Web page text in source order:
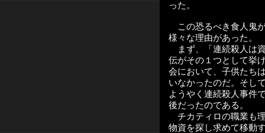
った。
この恐るべき食人鬼
様々な理由があった。
まず、「連続殺人は
伝がその１つとして挙
会において、子供たち
いなかったのだ。そし
ようやく連続殺人事件
後だったのである。
チカティロの職業も
物資を探し求めて移動